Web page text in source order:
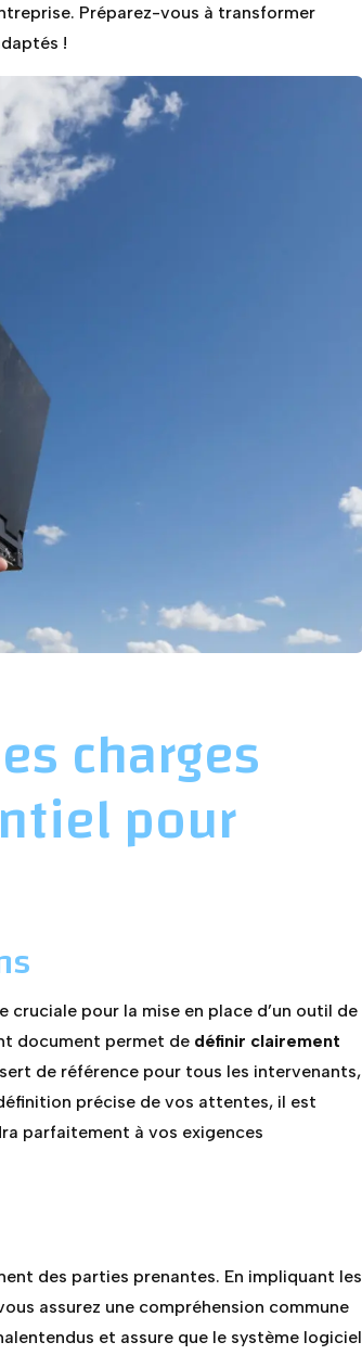
Préparez-vous à transformer
!
charges
pour
pour la mise en place d’un outil de
document permet de définir clairement
de référence pour tous les intervenants,
précise de vos attentes, il est
parfaitement à vos exigences
des parties prenantes. En impliquant les
assurez une compréhension commune
et assure que le système logiciel